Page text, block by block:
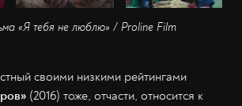
«Я тебя не люблю» / Proline Film
своими низкими рейтингами
(2016) тоже, отчасти, относится к